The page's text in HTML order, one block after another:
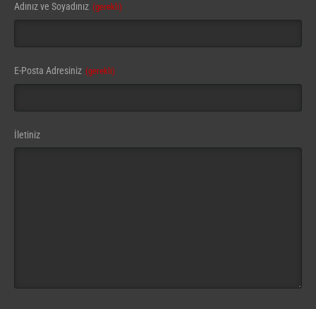
Adınız ve Soyadınız (gerekli)
E-Posta Adresiniz (gerekli)
İletiniz